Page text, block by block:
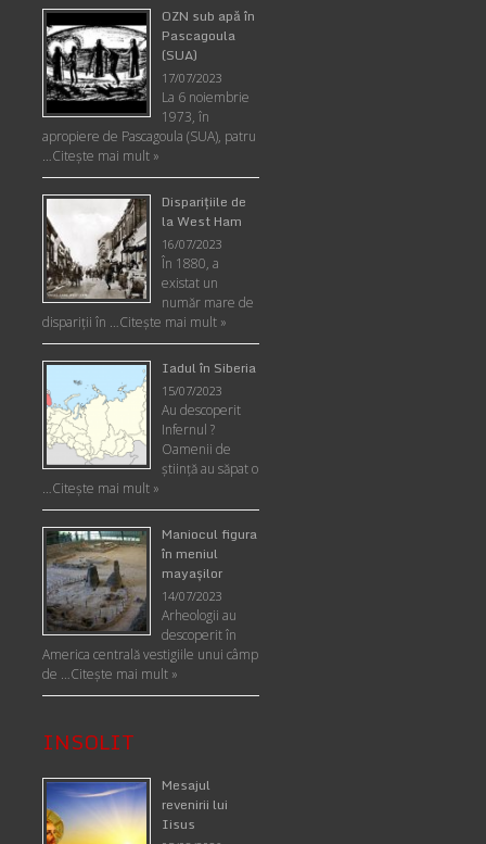
OZN sub apă în
Pascagoula
(SUA)
17/07/2023
La 6 noiembrie
1973, în
apropiere de Pascagoula (SUA), patru
…Citește mai mult »
Disparițiile de
la West Ham
16/07/2023
În 1880, a
existat un
număr mare de
dispariții în …Citește mai mult »
Iadul în Siberia
15/07/2023
Au descoperit
Infernul ?
Oamenii de
ştiinţă au săpat o
…Citește mai mult »
Maniocul figura
în meniul
mayaşilor
14/07/2023
Arheologii au
descoperit în
America centrală vestigiile unui câmp
de …Citește mai mult »
INSOLIT
Mesajul
revenirii lui
Iisus